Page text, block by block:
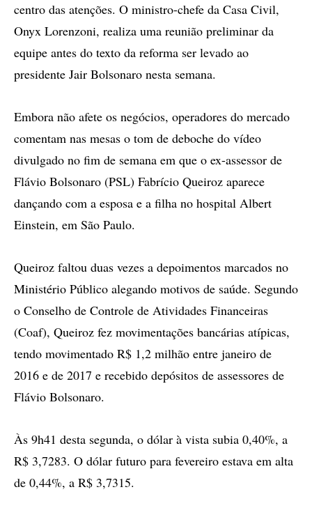
centro das atenções. O ministro-chefe da Casa Civil,
Onyx Lorenzoni, realiza uma reunião preliminar da
equipe antes do texto da reforma ser levado ao
presidente Jair Bolsonaro nesta semana.
Embora não afete os negócios, operadores do mercado
comentam nas mesas o tom de deboche do vídeo
divulgado no fim de semana em que o ex-assessor de
Flávio Bolsonaro (PSL) Fabrício Queiroz aparece
dançando com a esposa e a filha no hospital Albert
Einstein, em São Paulo.
Queiroz faltou duas vezes a depoimentos marcados no
Ministério Público alegando motivos de saúde. Segundo
o Conselho de Controle de Atividades Financeiras
(Coaf), Queiroz fez movimentações bancárias atípicas,
tendo movimentado R$ 1,2 milhão entre janeiro de
2016 e de 2017 e recebido depósitos de assessores de
Flávio Bolsonaro.
Às 9h41 desta segunda, o dólar à vista subia 0,40%, a
R$ 3,7283. O dólar futuro para fevereiro estava em alta
de 0,44%, a R$ 3,7315.